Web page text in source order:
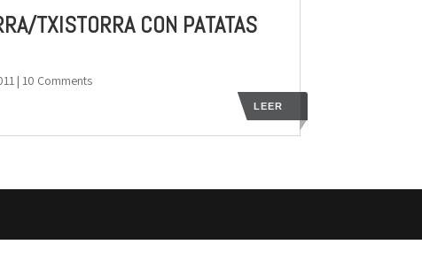
TXISTORRA CON PATATAS
| 10 Comments
LEER